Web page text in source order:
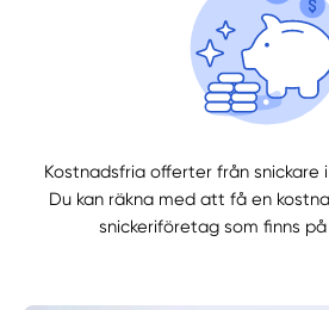
Kostnadsfria offerter från snickare
Du kan räkna med att få en
snickeriföretag som finns på